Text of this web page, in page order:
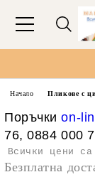
Начало Пликове с
Поръчкиon-
76, 0884 000
Всички цени
Безплатна